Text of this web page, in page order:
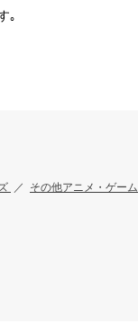
｡
／ その他アニメ・ゲーム